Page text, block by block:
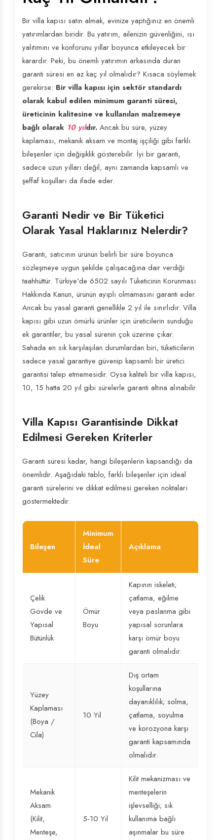
Bir villa kapısı satın almak, evinize yaptığınız en önemli
yatırımlardan biridir. Bu yatırım, ailenizin güvenliğini, ısı
yalıtımını ve konforunu yıllar boyunca etkileyecek bir
karardır. Peki, bu önemli yatırımın arkasında duran
garanti süresi en az kaç yıl olmalıdır? Kısaca söylemek
gerekirse: Bir villa kapısı için sektör standardı
olarak kabul edilen minimum garanti süresi,
üreticinin kalitesine ve kullanılan malzemeye
bağlı olarak 10 yıldır. Ancak bu süre, yüzey
kaplaması, mekanik aksam ve montaj işçiliği gibi farklı
bileşenler için değişiklik gösterebilir. İyi bir garanti,
sadece uzun yılları değil, aynı zamanda kapsamlı ve
şeffaf koşulları da ifade eder.
Garanti Nedir ve Bir Tüketici
Olarak Yasal Haklarınız Nelerdir?
Garanti, satıcının ürünün belirli bir süre boyunca
sözleşmeye uygun şekilde çalışacağına dair verdiği
taahhüttür. Türkiye'de 6502 sayılı Tüketicinin Korunması
Hakkında Kanun, ürünün ayıplı olmamasını garanti eder.
Ancak bu yasal garanti genellikle 2 yıl ile sınırlıdır. Villa
kapısı gibi uzun ömürlü ürünler için üreticilerin sunduğu
ek garantiler, bu yasal sürenin çok üzerine çıkar.
Sahada en sık karşılaşılan durumlardan biri, tüketicilerin
sadece yasal garantiye güvenip kapsamlı bir üretici
garantisi talep etmemesidir. Oysa kaliteli bir villa kapısı,
10, 15 hatta 20 yıl gibi sürelerle garanti altına alınabilir.
Villa Kapısı Garantisinde Dikkat
Edilmesi Gereken Kriterler
Garanti süresi kadar, hangi bileşenlerin kapsandığı da
önemlidir. Aşağıdaki tablo, farklı bileşenler için ideal
garanti sürelerini ve dikkat edilmesi gereken noktaları
göstermektedir.
Bileşen
Minimum
İdeal
Süre
Açıklama
Çelik
Gövde ve
Yapısal
Bütünlük
Ömür
Boyu
Kapının iskeleti;
çatlama, eğilme
veya paslanma gibi
yapısal sorunlara
karşı ömür boyu
garanti olmalıdır.
Yüzey
Kaplaması
(Boya /
Cila)
10 Yıl
Dış ortam
koşullarına
dayanıklılık; solma,
çatlama, soyulma
ve korozyona karşı
garanti kapsamında
olmalıdır.
Mekanik
Aksam
(Kilit,
Menteşe,
5-10 Yıl
Kilit mekanizması ve
menteşelerin
işlevselliği; sık
kullanıma bağlı
aşınmalar bu süre